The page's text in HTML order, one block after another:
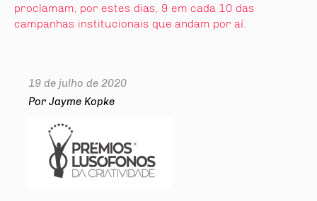
proclamam, por estes dias, 9 em cada 10 das
campanhas institucionais que andam por aí.
19 de julho de 2020
Por Jayme Kopke